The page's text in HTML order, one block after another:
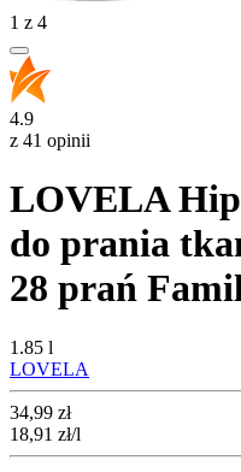
1 z 4
4.9
z 41 opinii
LOVELA
do prania
28 prań
1.85 l
LOVELA
Cena
34,99 zł
18,91 zł/l